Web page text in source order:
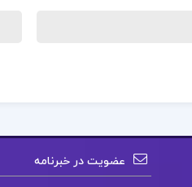
عضویت در خبرنامه